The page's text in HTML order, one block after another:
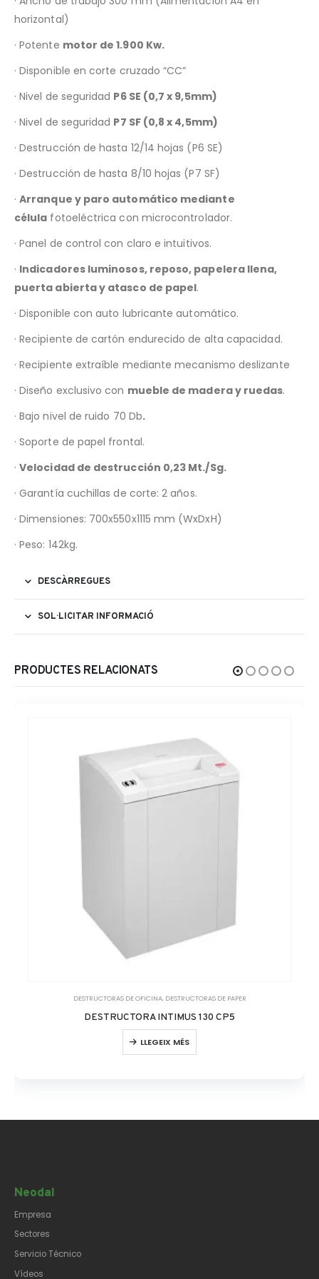
horizontal)
· Potente motor de 1.900 Kw.
· Disponible en corte cruzado “CC”
· Nivel de seguridad P6 SE (0,7 x 9,5mm)
· Nivel de seguridad P7 SF (0,8 x 4,5mm)
· Destrucción de hasta 12/14 hojas (P6 SE)
· Destrucción de hasta 8/10 hojas (P7 SF)
·Arranque y paro automático mediante
célula fotoeléctrica con microcontrolador.
· Panel de control con claro e intuitivos.
· Indicadores luminosos, reposo, papelera llena,
puerta abierta y atasco de papel.
· Disponible con auto lubricante automático.
· Recipiente de cartón endurecido de alta capacidad.
· Recipiente extraíble mediante mecanismo deslizante
· Diseño exclusivo con mueble de madera y ruedas.
· Bajo nivel de ruido 70 Db.
· Soporte de papel frontal.
·Velocidad de destrucción 0,23 Mt./Sg.
· Garantía cuchillas de corte: 2 años.
· Dimensiones: 700x550x1115 mm (WxDxH)
· Peso: 142kg.
DESCÀRREGUES
SOL·LICITAR INFORMACIÓ
PRODUCTES RELACIONATS
DESTRUCTORAS DE OFICINA, DESTRUCTORAS DE PAPER
DESTRUCTORA INTIMUS 130 CP5
LLEGEIX MÉS
Neodal
Empresa
Sectores
Servicio Técnico
Vídeos